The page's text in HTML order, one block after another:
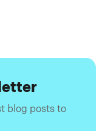
blog posts to